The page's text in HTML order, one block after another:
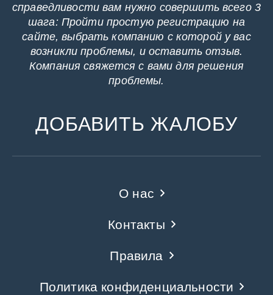
справедливости вам нужно совершить всего 3
шага: Пройти простую регистрацию на
сайте, выбрать компанию с которой у вас
возникли проблемы, и оставить отзыв.
Компания свяжется с вами для решения
проблемы.
ДОБАВИТЬ ЖАЛОБУ
О нас
Контакты
Правила
Политика конфиденциальности